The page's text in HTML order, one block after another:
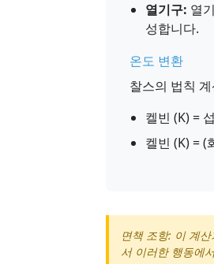
열기구: 열
성합니다.
온도 변환
찰스의 법칙
켈빈 (K) =
켈빈 (K) = (
면책 조항: 이 계
서 이러한 행동에